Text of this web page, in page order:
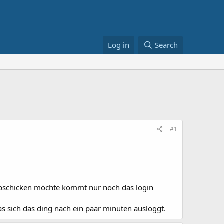
Log in Search
#1
möchte kommt nur noch das login
sich das ding nach ein paar minuten ausloggt.